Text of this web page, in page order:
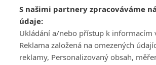
Šéfredaktorkou webu jePetr Slavík, e-mail
Máte-li zájem o inzerci na našem webu
studio@koncal.com
Ochrana osobních údajů|Zásady používání
Upravit nastavení
S našimi partnery zpracováváme
údaje:
Ukládání a/nebo přístup k informacím
Reklama založená na omezených
reklamy, Personalizovaný obsah,